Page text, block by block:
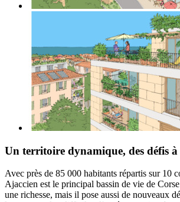
Un territoire dynamique, des défis à
Avec près de 85 000 habitants répartis sur 10
Ajaccien est le principal bassin de vie de
une richesse, mais il pose aussi de nouveaux